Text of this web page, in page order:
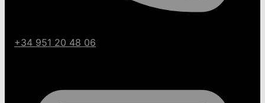
+34 951 20 48 06